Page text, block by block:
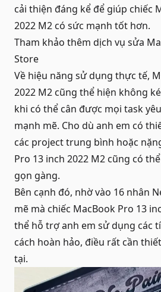
cải thiện đáng kể để giúp chiếc
2022 M2 có sức mạnh tốt hơn.
Tham khảo thêm dịch vụ sửa
Store
Về hiệu năng sử dụng thực tế,
2022 M2 cũng thể hiện không
khi có thể cân được mọi task
mạnh mẽ. Cho dù anh em có
các project trung bình hoặc
Pro 13 inch 2022 M2 cũng có
gọn gàng.
Bên cạnh đó, nhờ vào 16 nhân
mẽ mà chiếc MacBook Pro 13
thể hỗ trợ anh em sử dụng các
cách hoàn hảo, điều rất cần
tại.